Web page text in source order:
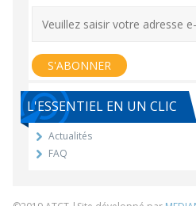
L'ESSENTIEL EN UN CLIC
Actualités
FAQ